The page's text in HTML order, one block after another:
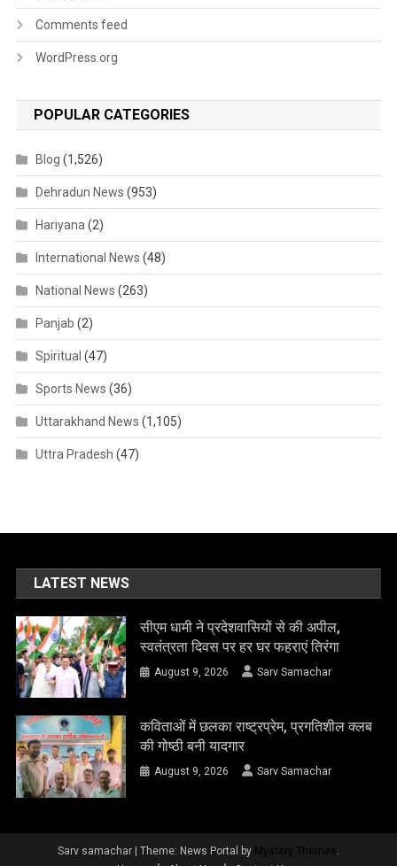
Comments feed
WordPress.org
POPULAR CATEGORIES
Blog (1,526)
Dehradun News (953)
Hariyana (2)
International News (48)
National News (263)
Panjab (2)
Spiritual (47)
Sports News (36)
Uttarakhand News (1,105)
Uttra Pradesh (47)
LATEST NEWS
सीएम धामी ने प्रदेशवासियों से की अपील,
स्वतंत्रता दिवस पर हर घर फहराएं तिरंगा
August 9, 2026 Sarv Samachar
कविताओं में छलका राष्ट्रप्रेम, प्रगतिशील क्लब
की गोष्ठी बनी यादगार
August 9, 2026 Sarv Samachar
Sarv samachar | Theme: News Portal by Mystery Themes .